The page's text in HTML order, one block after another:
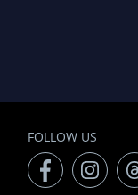
FOLLOW US